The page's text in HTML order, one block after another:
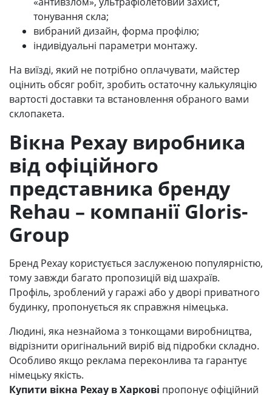
тонування скла;
вибраний дизайн, форма профілю;
індивідуальні параметри монтажу.
На виїзді, який не потрібно оплачувати, майстер
оцінить обсяг робіт, зробить остаточну калькуляцію
вартості доставки та встановлення обраного вами
склопакета.
Вікна Рехау виробника
від офіційного
представника бренду
Rehau – компанії Gloris-
Group
Бренд Рехау користується заслуженою популярністю,
тому завжди багато пропозицій від шахраїв.
Профіль, зроблений у гаражі або у дворі приватного
будинку, пропонується як справжня німецька.
Людині, яка незнайома з тонкощами виробництва,
відрізнити оригінальний виріб від підробки складно.
Особливо якщо реклама переконлива та гарантує
німецьку якість.
Купити вікна Рехау в Харкові пропонує офіційний